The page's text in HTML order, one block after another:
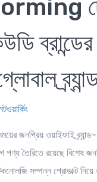
ব্রান্ডের
জনপ্রিয় ওয়াইফাই ব্র্যান্ড-
পণ্য তৈরিতে রয়েছে বিশেষ
সম্পন্ন প্রোডাক্ট নিয়ে